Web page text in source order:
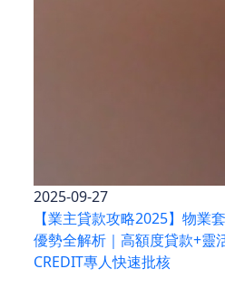
2025-09-27
【業主貸款攻略2025】物業
優勢全解析｜高額度貸款+靈
CREDIT專人快速批核